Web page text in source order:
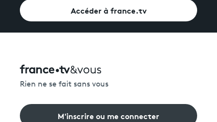
Accéder à france.tv
Rien ne se fait sans vous
M'inscrire ou me connecter